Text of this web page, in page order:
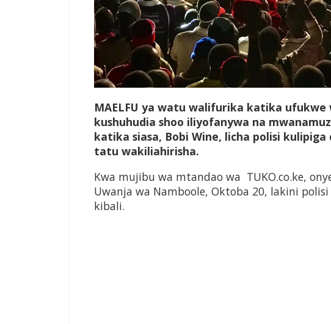
MAELFU ya watu walifurika katika ufukwe
kushuhudia shoo iliyofanywa na
katika siasa, Bobi Wine, licha polisi
tatu wakiliahirisha.
Kwa mujibu wa mtandao wa TUKO.co.ke,
Uwanja wa Namboole, Oktoba 20, lakini
kibali.